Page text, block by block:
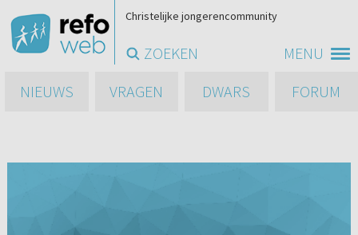
MENU
Christelijke jongerencommunity
ZOEKEN
NIEUWS
VRAGEN DWARS FORUM